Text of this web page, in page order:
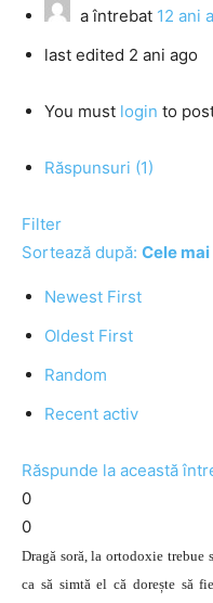
a întrebat 12 ani
last edited 2 ani ago
You must login to
Răspunsuri (1)
Filter
Sortează după: Cele
Newest First
Oldest First
Random
Recent activ
Răspunde la această
0
0
Dragă soră, la ortodoxie trebue
ca să simtă el că dorește să